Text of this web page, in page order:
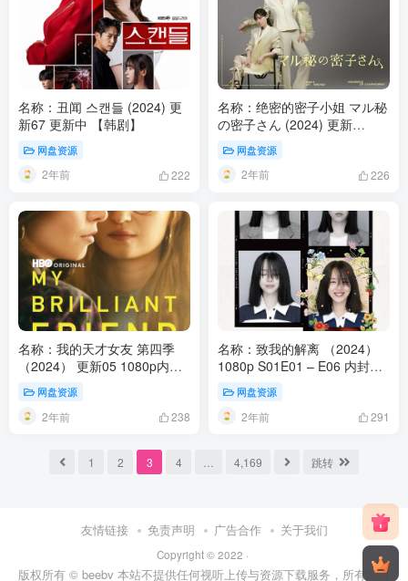
名称：丑闻 스캔들 (2024) 更
新67 更新中 【韩剧】
网盘资源
2年前 222
名称：绝密的密子小姐 マル秘
の密子さん (2024) 更新
网盘资源
2年前 226
名称：我的天才女友 第四季
（2024） 更新05 1080p内嵌
中字 【美剧】
网盘资源
2年前 238
名称：致我的解离 （2024）
1080p S01E01 – E06 内封简
繁
网盘资源
2年前 291
1 2 3 4 … 4,169 跳转
友情链接 免责声明 广告合作 关于我们
Copyright © 2022 ·
版权所有 © beebv 本站不提供任何视听上传与资源下载服务，所有内容